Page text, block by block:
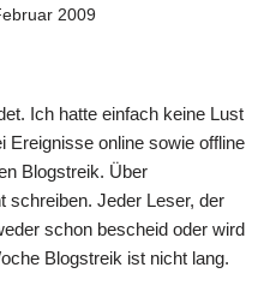
2009
Ich hatte einfach keine Lust
online sowie offline
Blogstreik. Über
schreiben. Jeder Leser, der
schon bescheid oder wird
Blogstreik ist nicht lang.